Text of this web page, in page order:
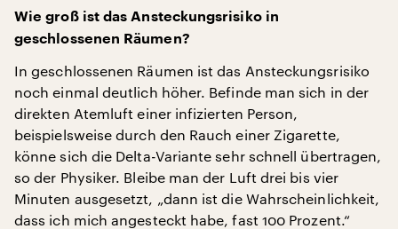
Wie groß ist das Ansteckungsrisiko in
geschlossenen Räumen?
In geschlossenen Räumen ist das Ansteckungsrisiko
noch einmal deutlich höher. Befinde man sich in der
direkten Atemluft einer infizierten Person,
beispielsweise durch den Rauch einer Zigarette,
könne sich die Delta-Variante sehr schnell übertragen,
so der Physiker. Bleibe man der Luft drei bis vier
Minuten ausgesetzt, „dann ist die Wahrscheinlichkeit,
dass ich mich angesteckt habe, fast 100 Prozent.“